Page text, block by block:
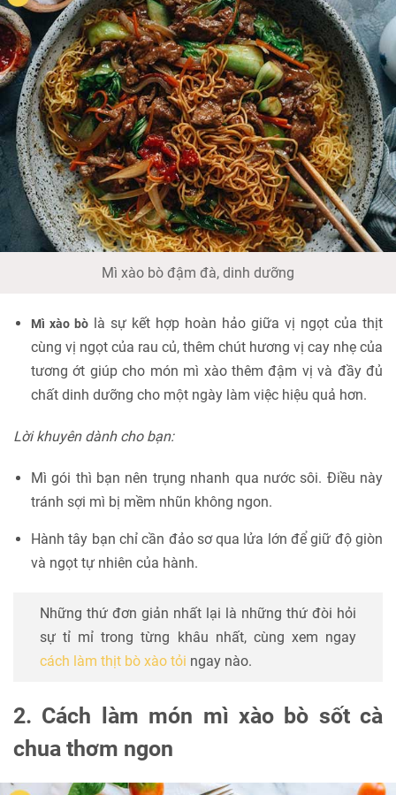
Mì xào bò đậm đà, dinh dưỡng
Mì xào bò là sự kết hợp hoàn hảo giữa vị ngọt của thịt
cùng vị ngọt của rau củ, thêm chút hương vị cay nhẹ của
tương ớt giúp cho món mì xào thêm đậm vị và đầy đủ
chất dinh dưỡng cho một ngày làm việc hiệu quả hơn.
Lời khuyên dành cho bạn:
Mì gói thì bạn nên trụng nhanh qua nước sôi. Điều này
tránh sợi mì bị mềm nhũn không ngon.
Hành tây bạn chỉ cần đảo sơ qua lửa lớn để giữ độ giòn
và ngọt tự nhiên của hành.
Những thứ đơn giản nhất lại là những thứ đòi hỏi
sự tỉ mỉ trong từng khâu nhất, cùng xem ngay
cách làm thịt bò xào tỏi ngay nào.
2. Cách làm món mì xào bò sốt cà
chua thơm ngon